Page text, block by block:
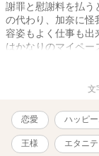
謝罪と慰謝料を払う
の代わり、加奈に
容姿もよく仕事も出
はかなりのマイペー
質。そんな明人の
※一応₍？₎TL物です
文
恋愛 ハッピ
王様 エタニテ